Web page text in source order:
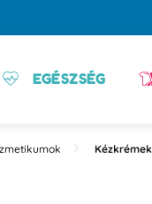
EGÉSZSÉG
Kézkrémek